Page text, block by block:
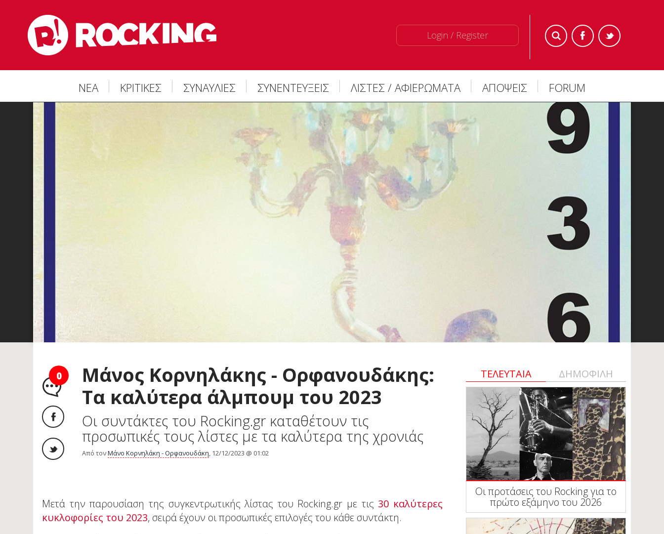
Login / Register
ΝΕΑ ΚΡΙΤΙΚΕΣ ΣΥΝΑΥΛΙΕΣ ΣΥΝΕΝΤΕΥΞΕΙΣ ΛΙΣΤΕΣ / ΑΦΙΕΡΩΜΑΤΑ ΑΠΟΨΕΙΣ FORUM
0
Μάνος Κορνηλάκης - Ορφανουδάκης:
Τα καλύτερα άλμπουμ του 2023
Οι συντάκτες του Rocking.gr καταθέτουν τις
προσωπικές τους λίστες με τα καλύτερα της χρονιάς
Από τονΜάνο Κορνηλάκη - Ορφανουδάκη, 12/12/2023 @ 01:02
Μετά την παρουσίαση της συγκεντρωτικής λίστας του Rocking.gr με τις 30 καλύτερες
κυκλοφορίες του 2023, σειρά έχουν οι προσωπικές επιλογές του κάθε συντάκτη.
ΤΕΛΕΥΤΑΙΑ ΔΗΜΟΦΙΛΗ
Οι προτάσεις του Rocking για το
πρώτο εξάμηνο του 2026